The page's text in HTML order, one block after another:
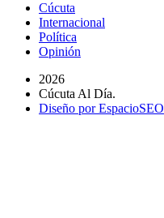
Cúcuta
Internacional
Política
Opinión
2026
Cúcuta Al Día.
Diseño por EspacioSEO